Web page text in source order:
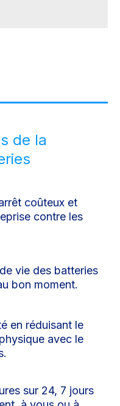
de la
coûteux et
contre les
vie des batteries
bon moment.
en réduisant le
avec le
sur 24, 7 jours